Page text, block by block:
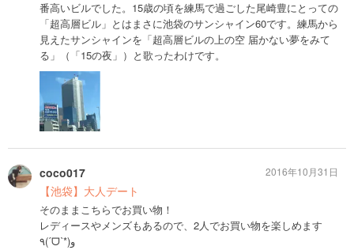
番高いビルでした。15歳の頃を練馬で過ごした尾崎豊にとっての
「超高層ビル」とはまさに池袋のサンシャイン60です。練馬から
見えたサンシャインを「超高層ビルの上の空 届かない夢をみて
る」（「15の夜」）と歌ったわけです。
coco017
【池袋】大人デート
そのままこちらでお買い物！
レディースやメンズもあるので、2人でお買い物を楽しめます
٩(ˊᗜˋ*)و
2016年10月31日